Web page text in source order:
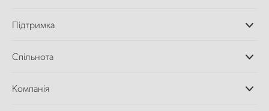
Додатки DaVinci
Відеомікшери ATEM
Дискові рекордери
Підтримка
Центр підтримки
Спільнота
Компанія